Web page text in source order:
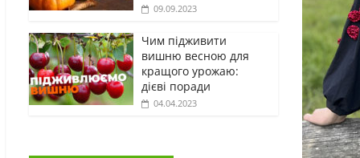
09.09.2023
Чим підживити
вишню весною для
кращого урожаю:
дієві поради
04.04.2023